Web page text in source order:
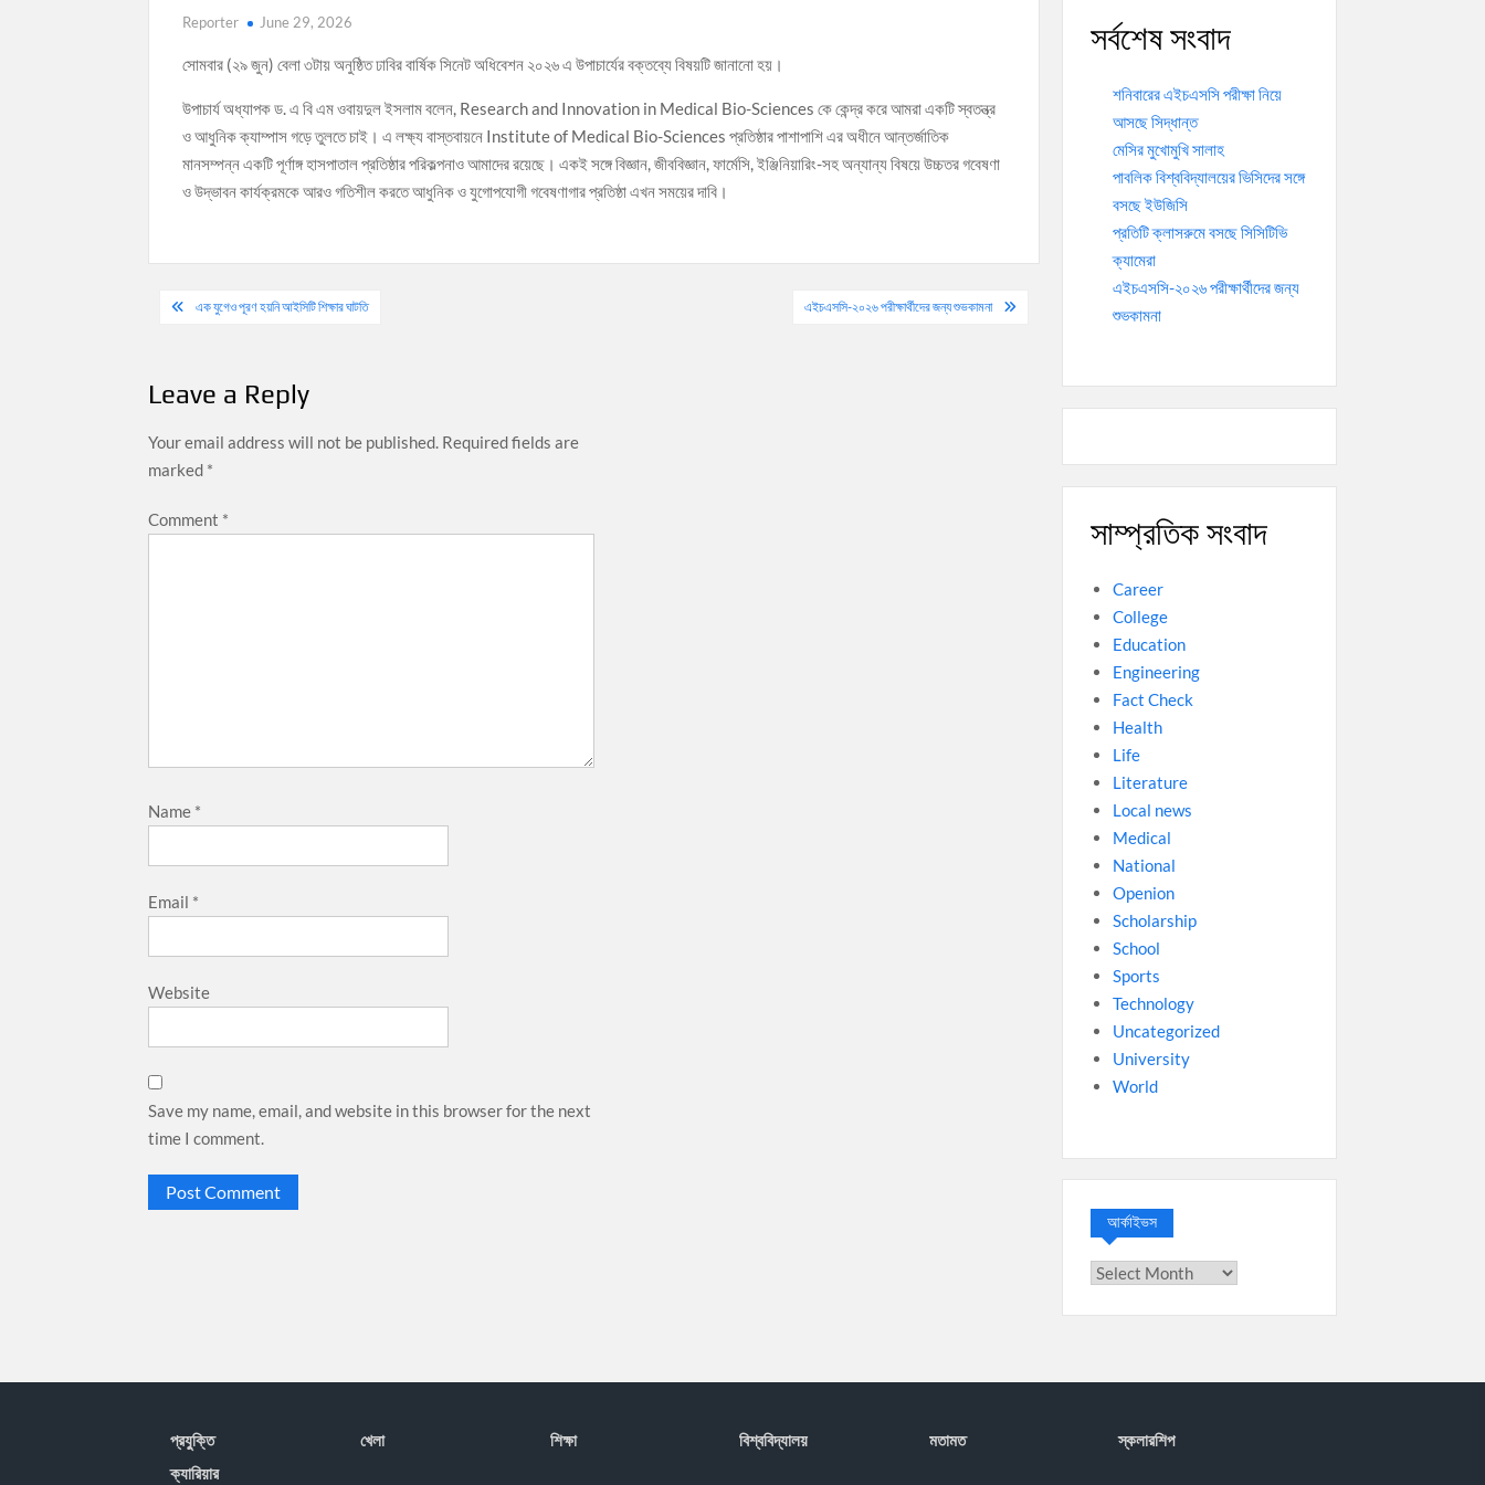
Reporter June 29, 2026
সোমবার (২৯ জুন) বেলা ৩টায় অনুষ্ঠিত ঢাবির বার্ষিক সিনেট অধিবেশন ২০২৬ এ উপাচার্যের বক্তব্যে বিষয়টি জানানো হয়।
উপাচার্য অধ্যাপক ড. এ বি এম ওবায়দুল ইসলাম বলেন, Research and Innovation in Medical Bio-Sciences কে কেন্দ্র করে আমরা একটি স্বতন্ত্র
ও আধুনিক ক্যাম্পাস গড়ে তুলতে চাই। এ লক্ষ্য বাস্তবায়নে Institute of Medical Bio-Sciences প্রতিষ্ঠার পাশাপাশি এর অধীনে আন্তর্জাতিক
মানসম্পন্ন একটি পূর্ণাঙ্গ হাসপাতাল প্রতিষ্ঠার পরিকল্পনাও আমাদের রয়েছে। একই সঙ্গে বিজ্ঞান, জীববিজ্ঞান, ফার্মেসি, ইঞ্জিনিয়ারিং-সহ অন্যান্য বিষয়ে উচ্চতর গবেষণা
ও উদ্ভাবন কার্যক্রমকে আরও গতিশীল করতে আধুনিক ও যুগোপযোগী গবেষণাগার প্রতিষ্ঠা এখন সময়ের দাবি।
Postএক যুগেও পূরণ হয়নি আইসিটি শিক্ষার ঘাটতি এইচএসসি-২০২৬ পরীক্ষার্থীদের জন্য শুভকামনা
Leave a Reply
Your email address will not be published. Required fields are
marked *
Comment *
Name *
Email *
Website
Save my name, email, and website in this browser for the next
time I comment.
সর্বশেষ সংবাদ
শনিবারের এইচএসসি পরীক্ষা নিয়ে
আসছে সিদ্ধান্ত
মেসির মুখোমুখি সালাহ
পাবলিক বিশ্ববিদ্যালয়ের ভিসিদের সঙ্গে
বসছে ইউজিসি
প্রতিটি ক্লাসরুমে বসছে সিসিটিভি
ক্যামেরা
এইচএসসি-২০২৬ পরীক্ষার্থীদের জন্য
শুভকামনা
সাম্প্রতিক সংবাদ
Career
College
Education
Engineering
Fact Check
Health
Life
Literature
Local news
Medical
National
Openion
Scholarship
School
Sports
Technology
Uncategorized
University
World
আর্কাইভস
প্রযু্ক্তি খেলা শিক্ষা বিশ্ববিদ্যালয় মতামত
স্কলারশিপ
ক্যারিয়ার